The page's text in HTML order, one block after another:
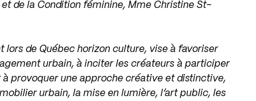
de la Condition féminine, Mme Christine St-
lors de Québec horizon culture, vise à favoriser
urbain, à inciter les créateurs à participer
à provoquer une approche créative et distinctive,
urbain, la mise en lumière, l’art public, les